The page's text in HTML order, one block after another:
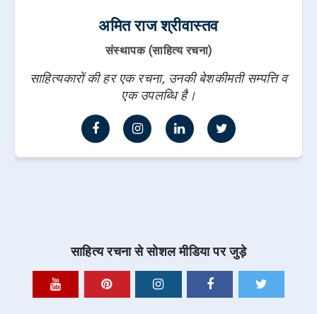
अमित राज श्रीवास्तव
संस्थापक (साहित्य रचना)
साहित्यकारों की हर एक रचना, उनकी बेशकीमती सम्पत्ति व
एक उपलब्धि है।
साहित्य रचना से सोशल मीडिया पर जुड़े